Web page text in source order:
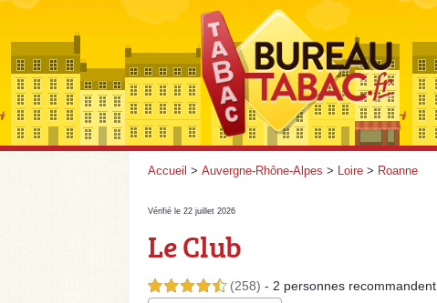
Accueil > Auvergne-Rhône-Alpes > Loire > Roanne
Vérifié le 22 juillet 2026
Le Club
4,5 étoiles sur 5 (258) - 2 personnes recommandent